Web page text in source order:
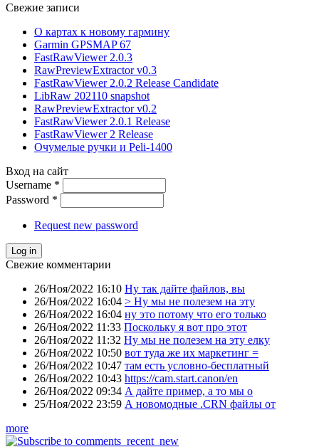
Свежие записи
О картах к новому гармину
Garmin GPSMAP 67
FastRawViewer 2.0.3
RawPreviewExtractor v0.3
FastRawViewer 2.0.2 Release Candidate
LibRaw 202110 snapshot
RawPreviewExtractor v0.2
FastRawViewer 2.0.1 Release
FastRawViewer 2 Release
Очумелые ручки и Peli-1400
Вход на сайт
Username *
Password *
Request new password
Свежие комментарии
26/Ноя/2022 16:10 Ну так дайте файлов, вы
26/Ноя/2022 16:04 > Ну мы не полезем на эту
26/Ноя/2022 16:04 ну это потому что его только
26/Ноя/2022 11:33 Поскольку я вот про этот
26/Ноя/2022 11:32 Ну мы не полезем на эту елку
26/Ноя/2022 10:50 вот туда же их маркетинг =
26/Ноя/2022 10:47 там есть условно-бесплатный
26/Ноя/2022 10:43 https://cam.start.canon/en
26/Ноя/2022 09:34 А дайте пример, а то мы о
25/Ноя/2022 23:59 А новомодные .CRN файлы от
more